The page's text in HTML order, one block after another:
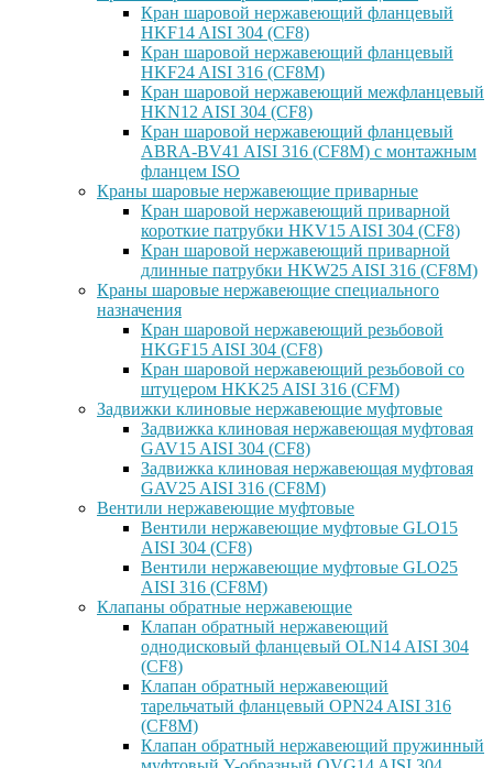
Кран шаровой нержавеющий фланцевый
HKF14 AISI 304 (CF8)
Кран шаровой нержавеющий фланцевый
HKF24 AISI 316 (CF8M)
Кран шаровой нержавеющий межфланцевый
HKN12 AISI 304 (CF8)
Кран шаровой нержавеющий фланцевый
ABRA-BV41 AISI 316 (CF8M) с монтажным
фланцем ISO
Краны шаровые нержавеющие приварные
Кран шаровой нержавеющий приварной
короткие патрубки HKV15 AISI 304 (CF8)
Кран шаровой нержавеющий приварной
длинные патрубки HKW25 AISI 316 (CF8M)
Краны шаровые нержавеющие специального
назначения
Кран шаровой нержавеющий резьбовой
HKGF15 AISI 304 (CF8)
Кран шаровой нержавеющий резьбовой со
штуцером HKK25 AISI 316 (CFM)
Задвижки клиновые нержавеющие муфтовые
Задвижка клиновая нержавеющая муфтовая
GAV15 AISI 304 (CF8)
Задвижка клиновая нержавеющая муфтовая
GAV25 AISI 316 (CF8M)
Вентили нержавеющие муфтовые
Вентили нержавеющие муфтовые GLO15
AISI 304 (CF8)
Вентили нержавеющие муфтовые GLO25
AISI 316 (CF8M)
Клапаны обратные нержавеющие
Клапан обратный нержавеющий
однодисковый фланцевый OLN14 AISI 304
(CF8)
Клапан обратный нержавеющий
тарельчатый фланцевый OPN24 AISI 316
(CF8M)
Клапан обратный нержавеющий пружинный